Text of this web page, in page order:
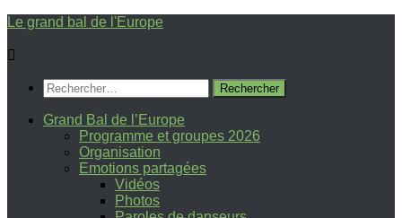
Skip
content
Le grand bal de l'Europe
Rechercher :
Grand Bal de l’Europe
Programme et groupes 2026
Organisation
Emotions partagées
Vidéos
Photos